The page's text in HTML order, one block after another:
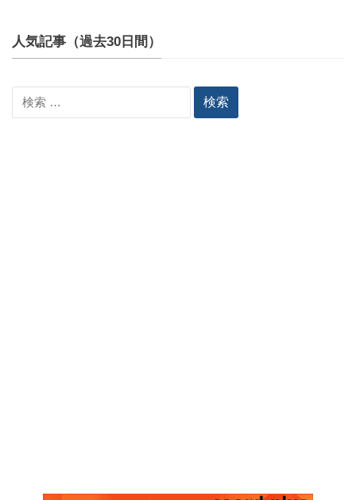
人気記事（過去30日間）
索: